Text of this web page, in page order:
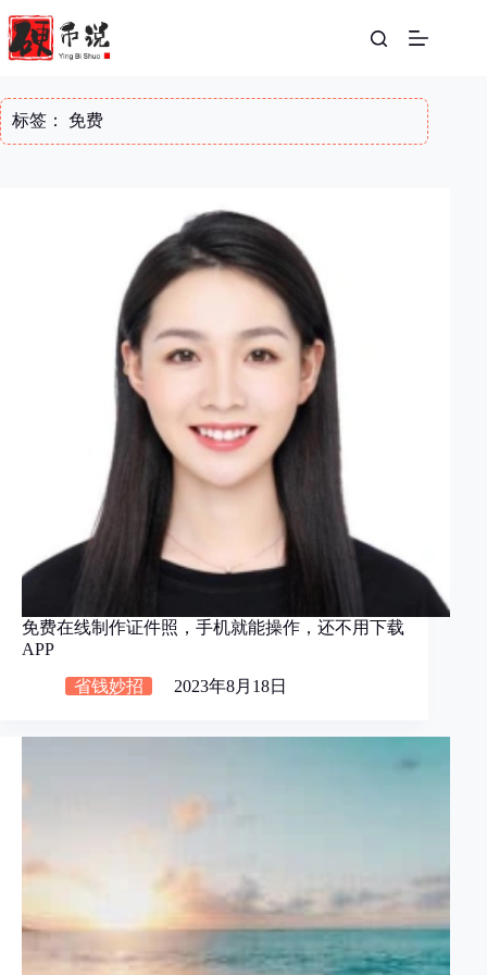
至
内
标签： 免费
免费在线制作证件照，手机就能操作，还不用下载
APP
省钱妙招
2023年8月18日